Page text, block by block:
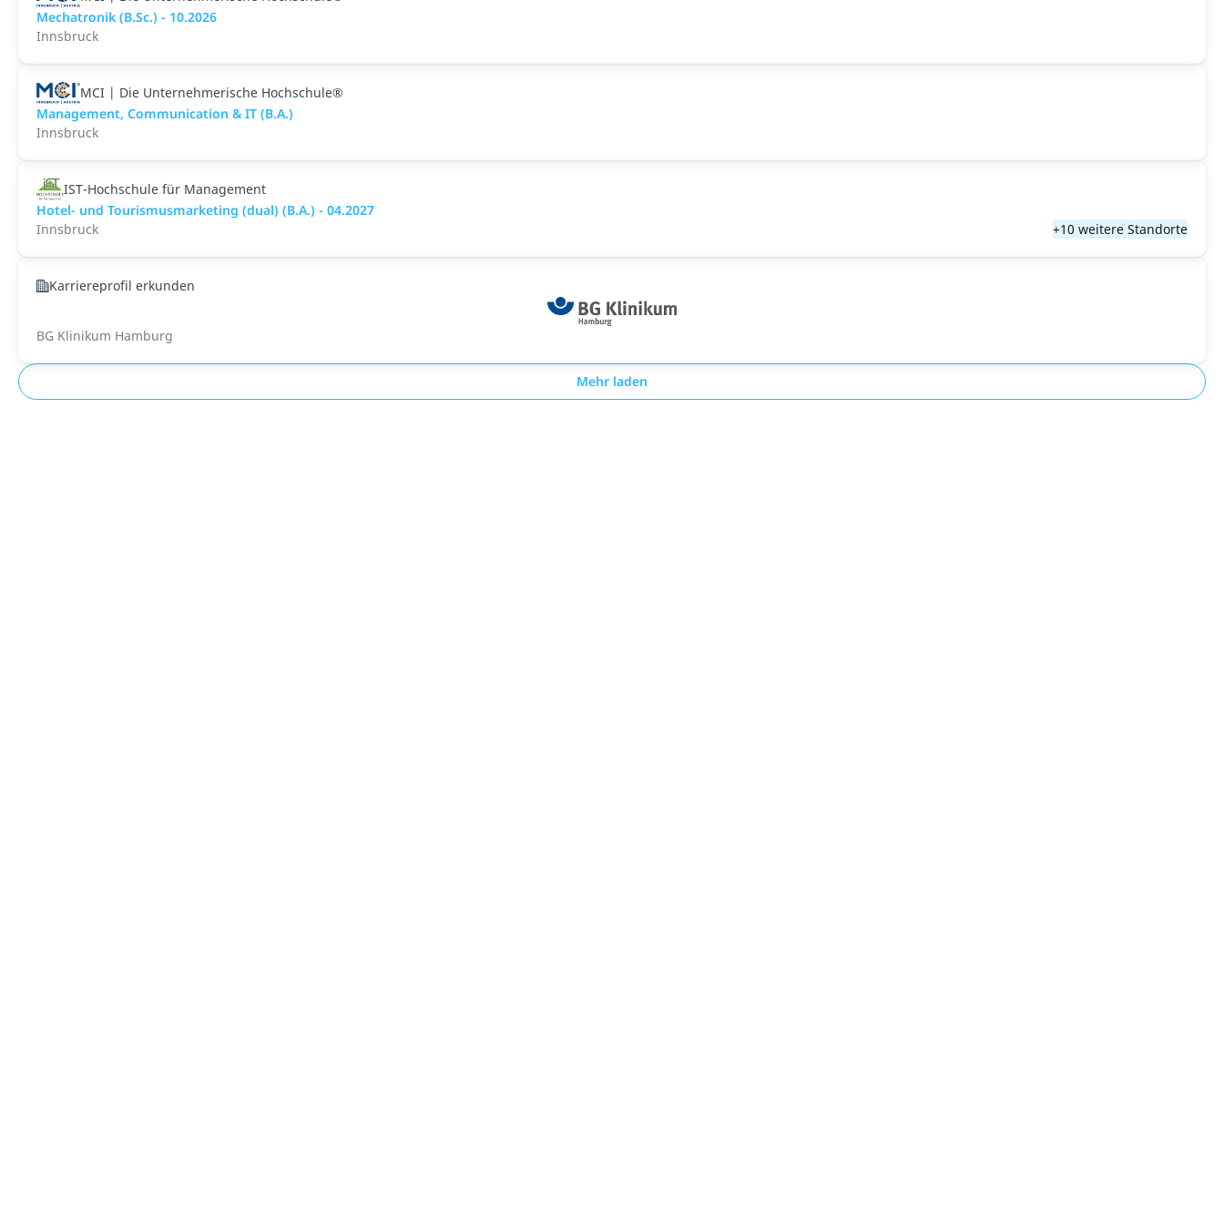
Mechatronik (B.Sc.) - 10.2026
Innsbruck
MCI | Die Unternehmerische Hochschule®
Management, Communication & IT (B.A.)
Innsbruck
IST-Hochschule für Management
Hotel- und Tourismusmarketing (dual) (B.A.) - 04.2027
Innsbruck
+10 weitere Standorte
Karriereprofil erkunden
BG Klinikum Hamburg
Mehr laden